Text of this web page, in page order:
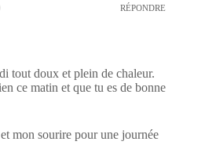
RÉPONDRE
tout doux et plein de chaleur.
ce matin et que tu es de bonne
mon sourire pour une journée